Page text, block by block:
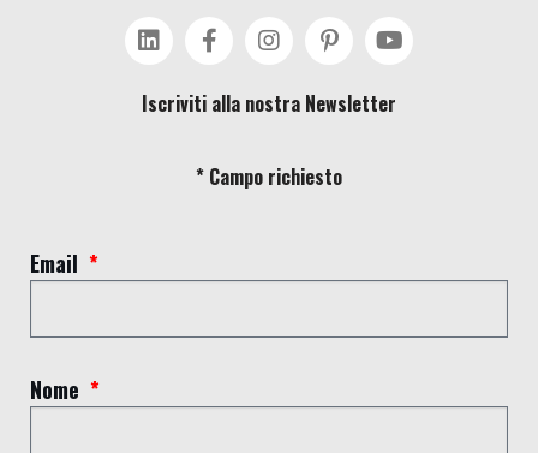
(SP) Italy Tel (+39) 0187 769309 –info@costagroup.net
Agency
Iscriviti alla nostra Newsletter
* Campo richiesto
Email
Nome